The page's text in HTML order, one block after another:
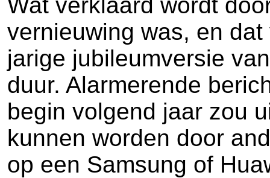
vernieuwing was, en
jarige jubileumversie
duur. Alarmerende
begin volgend jaar zou
kunnen worden door
op een Samsung of